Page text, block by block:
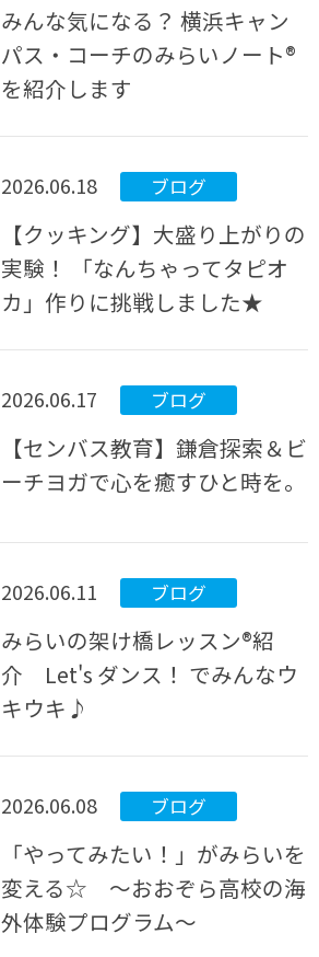
みんな気になる？ 横浜キャン
パス・コーチのみらいノート®
を紹介します
2026.06.18 ブログ
【クッキング】大盛り上がりの
実験！ 「なんちゃってタピオ
カ」作りに挑戦しました★
2026.06.17 ブログ
【センバス教育】鎌倉探索＆ビ
ーチヨガで心を癒すひと時を。
2026.06.11 ブログ
みらいの架け橋レッスン®紹
介 Let's ダンス！ でみんなウ
キウキ♪
2026.06.08 ブログ
「やってみたい！」がみらいを
変える☆ ～おおぞら高校の海
外体験プログラム～